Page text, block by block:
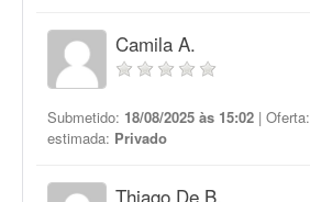
Camila A.
Submetido: 18/08/2025 às 15:02 | Oferta:
estimada: Privado
Thiago De B.